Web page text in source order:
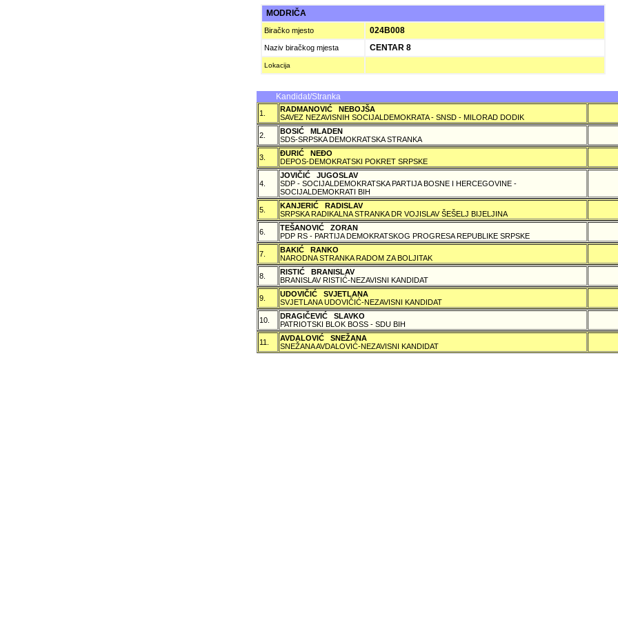
MODRIČA
Biračko mjesto 024B008
Naziv biračkog mjesta CENTAR 8
Lokacija
Kandidat/Stranka
1.
RADMANOVIĆ NEBOJŠA
SAVEZ NEZAVISNIH SOCIJALDEMOKRATA - SNSD - MILORAD DODIK
2.
BOSIĆ MLADEN
SDS-SRPSKA DEMOKRATSKA STRANKA
3.
ÐURIĆ NEÐO
DEPOS-DEMOKRATSKI POKRET SRPSKE
4.
JOVIČIĆ JUGOSLAV
SDP - SOCIJALDEMOKRATSKA PARTIJA BOSNE I HERCEGOVINE -
SOCIJALDEMOKRATI BIH
5.
KANJERIĆ RADISLAV
SRPSKA RADIKALNA STRANKA DR VOJISLAV ŠEŠELJ BIJELJINA
6.
TEŠANOVIĆ ZORAN
PDP RS - PARTIJA DEMOKRATSKOG PROGRESA REPUBLIKE SRPSKE
7.
BAKIĆ RANKO
NARODNA STRANKA RADOM ZA BOLJITAK
8.
RISTIĆ BRANISLAV
BRANISLAV RISTIĆ-NEZAVISNI KANDIDAT
9.
UDOVIČIĆ SVJETLANA
SVJETLANA UDOVIČIĆ-NEZAVISNI KANDIDAT
10.
DRAGIČEVIĆ SLAVKO
PATRIOTSKI BLOK BOSS - SDU BIH
11.
AVDALOVIĆ SNEŽANA
SNEŽANA AVDALOVIĆ-NEZAVISNI KANDIDAT